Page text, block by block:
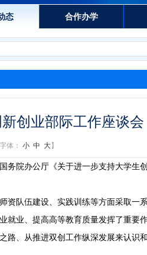
态 合作办学
创业部际工作座谈会
体： 小 中 大】
务院办公厅《关于进一步支持大学生
队伍建设、实践训练等方面采取一
业、提高高等教育质量发挥了重要作
路、从推进双创工作纵深发展来认识